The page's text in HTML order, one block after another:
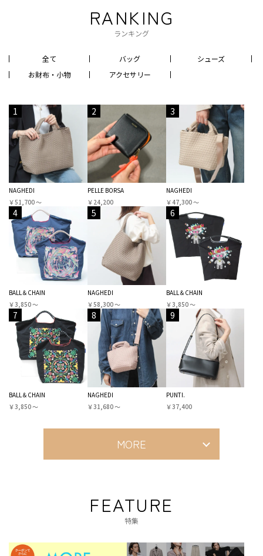
RANKING
ランキング
全て バッグ
シューズ
お財布・小物
アクセサリー
1
NAGHEDI
￥51,700 〜
2
PELLE BORSA
￥24,200
3
NAGHEDI
￥47,300 〜
4
BALL＆CHAIN
￥3,850 〜
5
NAGHEDI
￥58,300 〜
6
BALL＆CHAIN
￥3,850 〜
7
BALL＆CHAIN
￥3,850 〜
8
NAGHEDI
￥31,680 〜
9
PUNTI.
￥37,400
MORE
FEATURE
特集